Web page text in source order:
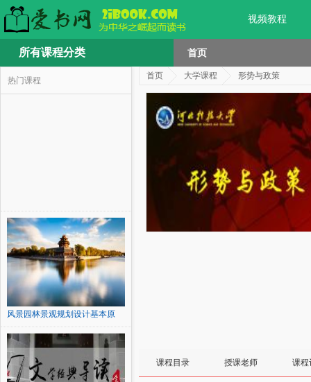
视频教程
所有课程分类 首页
热门课程
风景园林景观规划设计基本原
理...
首页 大学课程 形势与政策
课程目录 授课老师 课程